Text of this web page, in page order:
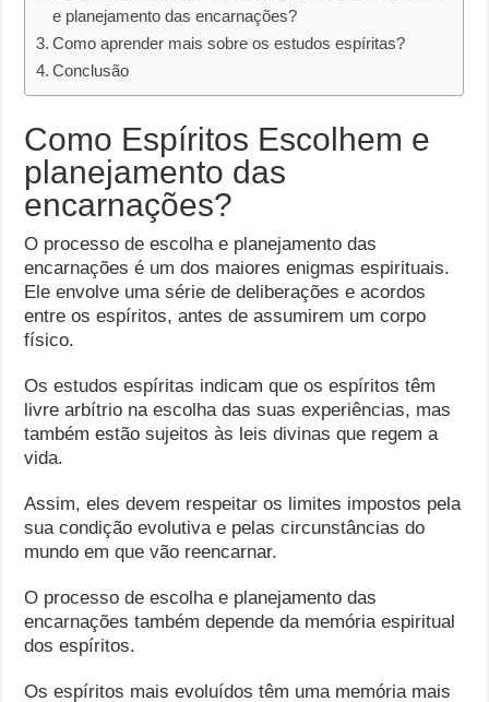
e planejamento das encarnações?
Como aprender mais sobre os estudos espíritas?
Conclusão
Como Espíritos Escolhem e
planejamento das
encarnações?
O processo de escolha e planejamento das
encarnações é um dos maiores enigmas espirituais.
Ele envolve uma série de deliberações e acordos
entre os espíritos, antes de assumirem um corpo
físico.
Os estudos espíritas indicam que os espíritos têm
livre arbítrio na escolha das suas experiências, mas
também estão sujeitos às leis divinas que regem a
vida.
Assim, eles devem respeitar os limites impostos pela
sua condição evolutiva e pelas circunstâncias do
mundo em que vão reencarnar.
O processo de escolha e planejamento das
encarnações também depende da memória espiritual
dos espíritos.
Os espíritos mais evoluídos têm uma memória mais